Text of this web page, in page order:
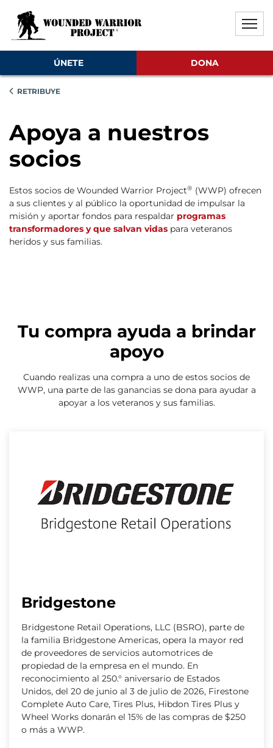
ÚNETE DONA
RETRIBUYE
Apoya a nuestros
socios
Estos socios de Wounded Warrior Project® (WWP) ofrecen
a sus clientes y al público la oportunidad de impulsar la
misión y aportar fondos para respaldar programas
transformadores y que salvan vidas para veteranos
heridos y sus familias.
Tu compra ayuda a brindar
apoyo
Cuando realizas una compra a uno de estos socios de
WWP, una parte de las ganancias se dona para ayudar a
apoyar a los veteranos y sus familias.
Bridgestone
Bridgestone Retail Operations, LLC (BSRO), parte de
la familia Bridgestone Americas, opera la mayor red
de proveedores de servicios automotrices de
propiedad de la empresa en el mundo. En
reconocimiento al 250.° aniversario de Estados
Unidos, del 20 de junio al 3 de julio de 2026, Firestone
Complete Auto Care, Tires Plus, Hibdon Tires Plus y
Wheel Works donarán el 15% de las compras de $250
o más a WWP.